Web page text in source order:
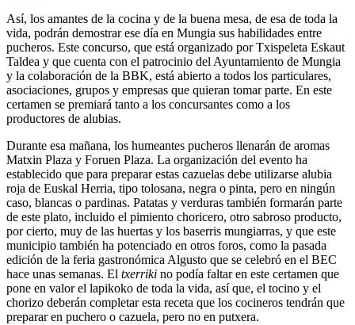
Así, los amantes de la cocina y de la buena mesa, de esa de toda la
vida, podrán demostrar ese día en Mungia sus habilidades entre
pucheros. Este concurso, que está organizado por Txispeleta Eskaut
Taldea y que cuenta con el patrocinio del Ayuntamiento de Mungia
y la colaboración de la BBK, está abierto a todos los particulares,
asociaciones, grupos y empresas que quieran tomar parte. En este
certamen se premiará tanto a los concursantes como a los
productores de alubias.
Durante esa mañana, los humeantes pucheros llenarán de aromas
Matxin Plaza y Foruen Plaza. La organización del evento ha
establecido que para preparar estas cazuelas debe utilizarse alubia
roja de Euskal Herria, tipo tolosana, negra o pinta, pero en ningún
caso, blancas o pardinas. Patatas y verduras también formarán parte
de este plato, incluido el pimiento choricero, otro sabroso producto,
por cierto, muy de las huertas y los baserris mungiarras, y que este
municipio también ha potenciado en otros foros, como la pasada
edición de la feria gastronómica Algusto que se celebró en el BEC
hace unas semanas. El txerriki no podía faltar en este certamen que
pone en valor el lapikoko de toda la vida, así que, el tocino y el
chorizo deberán completar esta receta que los cocineros tendrán que
preparar en puchero o cazuela, pero no en putxera.